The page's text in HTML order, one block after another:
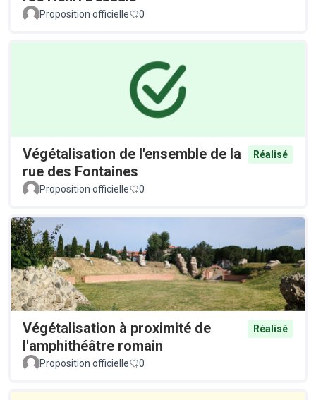
Proposition officielle 0
Végétalisation de l'ensemble de la
rue des Fontaines
Réalisé
Proposition officielle 0
Végétalisation à proximité de
l'amphithéâtre romain
Réalisé
Proposition officielle 0